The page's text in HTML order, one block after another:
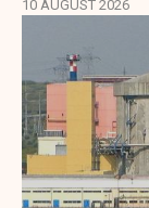
10 AUGUST 2026